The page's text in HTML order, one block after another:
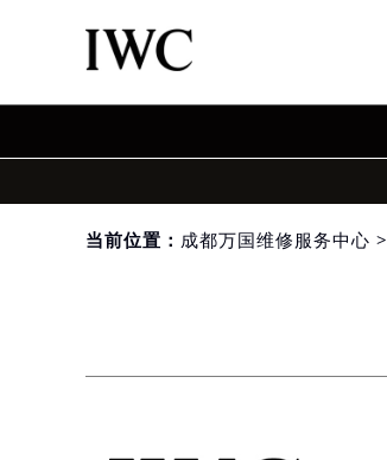
当前位置： 成都万国维修服务中心 >